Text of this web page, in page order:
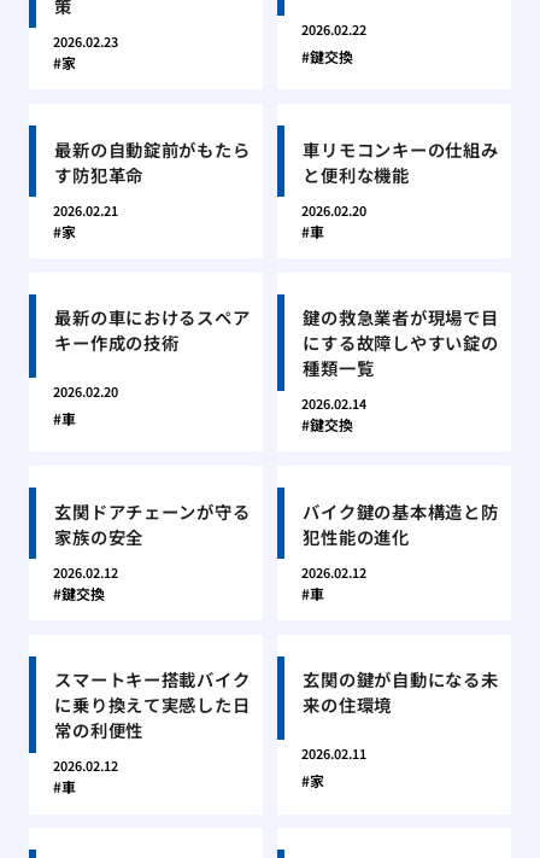
策
2026.02.23
家
2026.02.22
鍵交換
最新の自動錠前がもたら
す防犯革命
2026.02.21
家
車リモコンキーの仕組み
と便利な機能
2026.02.20
車
最新の車におけるスペア
キー作成の技術
2026.02.20
車
鍵の救急業者が現場で目
にする故障しやすい錠の
種類一覧
2026.02.14
鍵交換
玄関ドアチェーンが守る
家族の安全
2026.02.12
鍵交換
バイク鍵の基本構造と防
犯性能の進化
2026.02.12
車
スマートキー搭載バイク
に乗り換えて実感した日
常の利便性
2026.02.12
車
玄関の鍵が自動になる未
来の住環境
2026.02.11
家